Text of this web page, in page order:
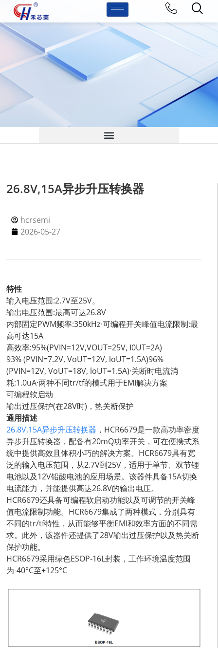
26.8V,15A异步升压转换器
hcrsemi
2026-05-27
特性
输入电压范围:2.7V至25V。
输出电压范围:最高可达26.8V
内部固定PWM频率:350kHz·可编程开关峰值电流限制:最
高可达15A
高效率:95%(PVIN=12V,VOUT=25V, I0UT=2A)
93% (PVIN=7.2V, VoUT=12V, loUT=1.5A)96%
(PVIN=12V, VoUT=18V, loUT=1.5A)·关断时电流消
耗:1.0uA·两种不同tr/tf的模式用于EMI解决方案
可编程软启动
输出过压保护(在28V时)，热关断保护
通用描述
26.8V,15A异步升压转换器 ，HCR6679是一款高功率密度
异步升压转换器，配备有20mQ功率开关，可在便携式系
统中提供高效且体积小巧的解决方案。HCR6679具有宽
泛的输入电压范围，从2.7V到25V，适用于单节、双节锂
电池以及12V铅酸电池的应用场景。该器件具备15A切换
电流能力，并能提供高达26.8V的输出电压。
HCR6679还具备可编程软启动功能以及可调节的开关峰
值电流限制功能。HCR6679集成了两种模式，分别具有
不同的tr/tf特性，从而能够平衡EMI和效率方面的不同需
求。此外，该器件还提供了28V输出过压保护以及热关断
保护功能。
HCR6679采用绿色ESOP-16L封装，工作环境温度范围
为-40°C至+125°C